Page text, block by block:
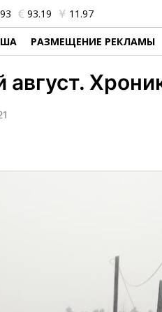
93.19 11.97
РАЗМЕЩЕНИЕ РЕКЛАМЫ